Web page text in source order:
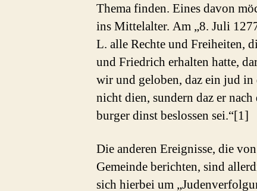
Thema finden. Eines davon
ins Mittelalter. Am „8. Juli
L. alle Rechte und Freiheiten,
und Friedrich erhalten hatte,
wir und geloben, daz ein jud in
nicht dien, sundern daz er
burger dinst beslossen sei.“[1]
Die anderen Ereignisse, die
Gemeinde berichten, sind
sich hierbei um